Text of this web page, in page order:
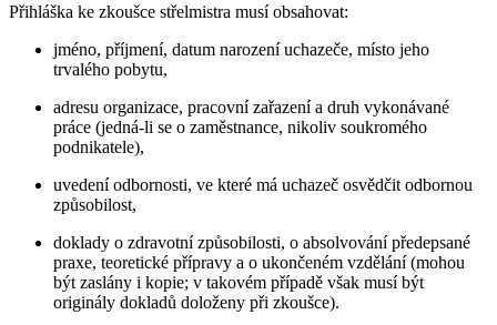
Přihláška ke zkoušce střelmistra musí obsahovat:
jméno, příjmení, datum narození uchazeče, místo jeho
trvalého pobytu,
adresu organizace, pracovní zařazení a druh vykonávané
práce (jedná-li se o zaměstnance, nikoliv soukromého
podnikatele),
uvedení odbornosti, ve které má uchazeč osvědčit odbornou
způsobilost,
doklady o zdravotní způsobilosti, o absolvování předepsané
praxe, teoretické přípravy a o ukončeném vzdělání (mohou
být zaslány i kopie; v takovém případě však musí být
originály dokladů doloženy při zkoušce).